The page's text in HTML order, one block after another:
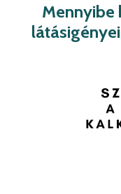
Mennyibe